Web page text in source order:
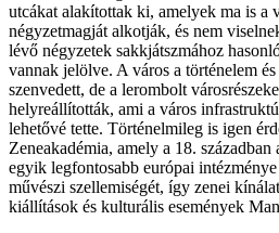
utcákat alakítottak ki, amelyek ma is a
négyzetmagját alkotják, és nem
lévő négyzetek sakkjátszmához
vannak jelölve. A város a történelem
szenvedett, de a lerombolt
helyreállították, ami a város
lehetővé tette. Történelmileg is igen
Zeneakadémia, amely a 18.
egyik legfontosabb európai
művészi szellemiségét, így zenei
kiállítások és kulturális események